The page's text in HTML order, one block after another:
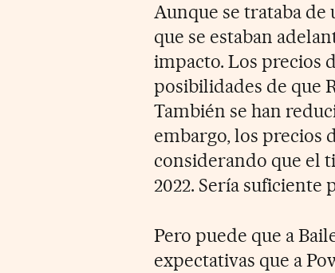
Aunque se trataba
que se estaban
impacto. Los precios
posibilidades de que
También se han
embargo, los precios
considerando que el
2022. Sería suficiente
Pero puede que a
expectativas que a